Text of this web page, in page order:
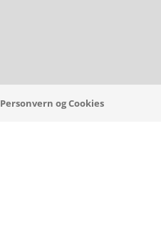
Personvern og Cookies